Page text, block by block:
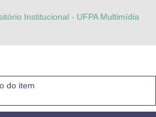
Institucional - UFPA Multimídia
do item